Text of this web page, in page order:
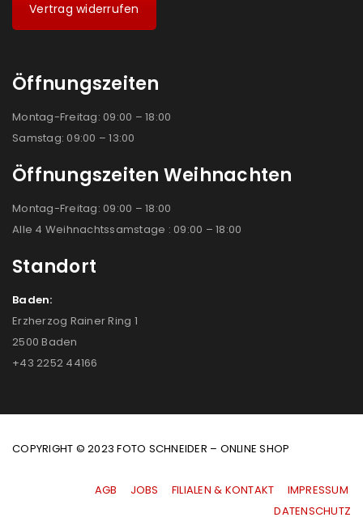
Vertrag widerrufen
Öffnungszeiten
Montag-Freitag: 09:00 – 18:00
Samstag: 09:00 – 13:00
Öffnungszeiten Weihnachten
Montag-Freitag: 09:00 – 18:00
Alle 4 Weihnachtssamstage : 09:00 – 18:00
Standort
Baden:
Erzherzog Rainer Ring 1
2500 Baden
+43 2252 44166
COPYRIGHT © 2023 FOTO SCHNEIDER – ONLINE SHOP
AGB JOBS FILIALEN & KONTAKT
IMPRESSUM
|DATENSCHUTZ